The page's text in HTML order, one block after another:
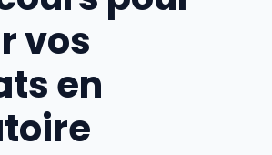
vos
en